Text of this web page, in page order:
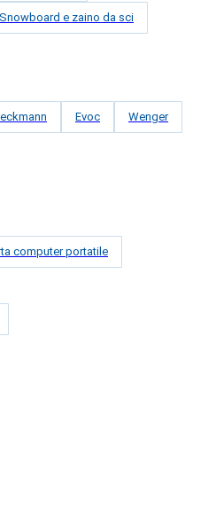
Snowboard e zaino da sci
Evoc Wenger
computer portatile